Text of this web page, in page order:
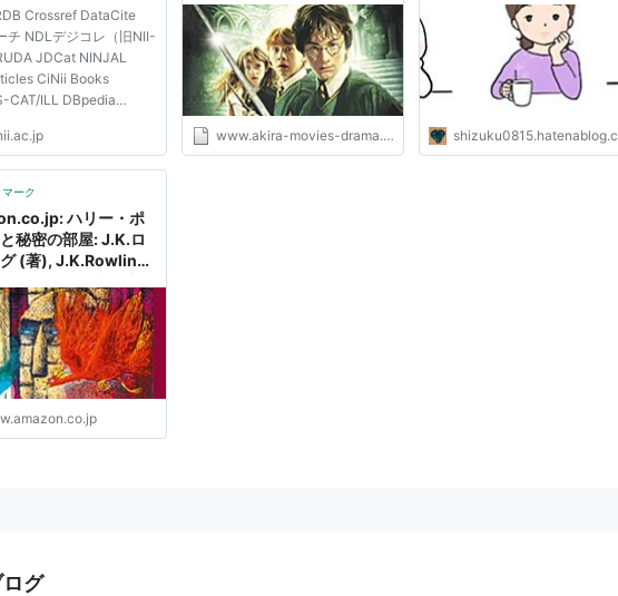
・ポッターと賢者の石（シリーズ一作目）
カ映画 イギリス映画 ファンタジー映画
・ポッターと秘密の部屋
Crossref DataCite
チ NDLデジコレ（旧NII-
JDCat NINJAL
CiNii Books
CAT/ILL DBpedia
極地研ADS 極地研
グ
www.akira-movies-drama.com shizuku0815.hatenablog.com
マーク
ハリー・ポ
秘密の部屋: J.K.ロ
(著), J.K.Rowling
グ